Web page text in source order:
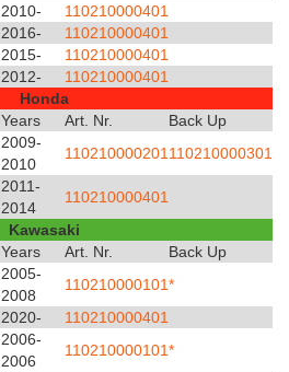
2010-
110210000401
2016-
110210000401
2015-
110210000401
2012-
110210000401
Honda
Years Art. Nr.
Back Up
2009-
2010
110210000201110210000301
2011-
2014
110210000401
Kawasaki
Years Art. Nr.
Back Up
2005-
2008
110210000101*
2020-
110210000401
2006-
2006
110210000101*